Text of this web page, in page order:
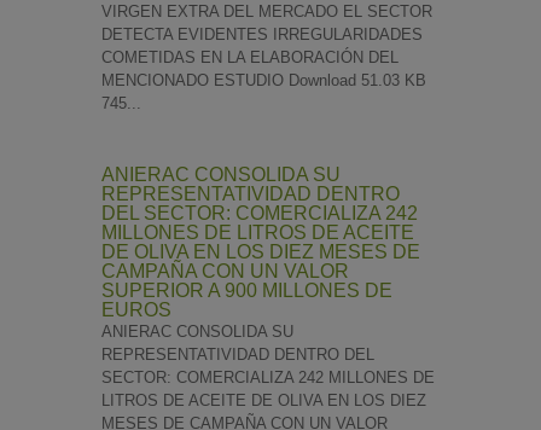
VIRGEN EXTRA DEL MERCADO EL SECTOR
DETECTA EVIDENTES IRREGULARIDADES
COMETIDAS EN LA ELABORACIÓN DEL
MENCIONADO ESTUDIO Download 51.03 KB
745...
ANIERAC CONSOLIDA SU
REPRESENTATIVIDAD DENTRO
DEL SECTOR: COMERCIALIZA 242
MILLONES DE LITROS DE ACEITE
DE OLIVA EN LOS DIEZ MESES DE
CAMPAÑA CON UN VALOR
SUPERIOR A 900 MILLONES DE
EUROS
ANIERAC CONSOLIDA SU
REPRESENTATIVIDAD DENTRO DEL
SECTOR: COMERCIALIZA 242 MILLONES DE
LITROS DE ACEITE DE OLIVA EN LOS DIEZ
MESES DE CAMPAÑA CON UN VALOR